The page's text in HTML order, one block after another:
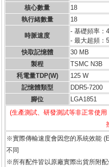
核心數量
18
執行緒數量
18
時脈速度
- 基礎頻率：
- 最大超頻：
快取記憶體
30 MB
製程
TSMC N3B
秏電量TDP(W)
125 W
記憶體類型
DDR5-7200
腳位
LGA1851
(生產測試、研發測試等非正常使
※實際傳輸速度會因您的系統效能
不同
※所有配件皆以原廠實際出貨所附